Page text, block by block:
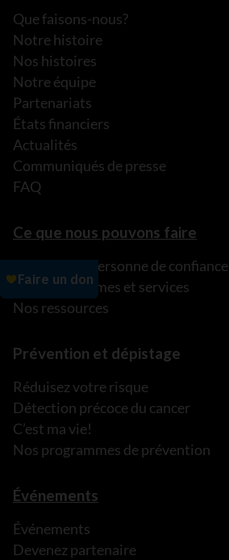
Que faisons-nous?
Notre histoire
Nos histoires
Notre équipe
Partenariats
États financiers
Actualités
Communiqués de presse
FAQ
Ce que nous pouvons faire
Parler à une personne de confiance
Nos programmes et services
Nos ressources
Prévention et dépistage
Réduisez votre risque
Détection précoce du cancer
C’est ma vie!
Nos programmes de prévention
Événements
Événements
Devenez partenaire